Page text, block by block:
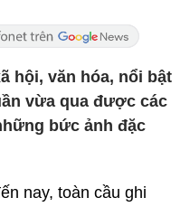
hội, văn hóa, nổi bật
vừa qua được các
bức ảnh đặc
nay, toàn cầu ghi